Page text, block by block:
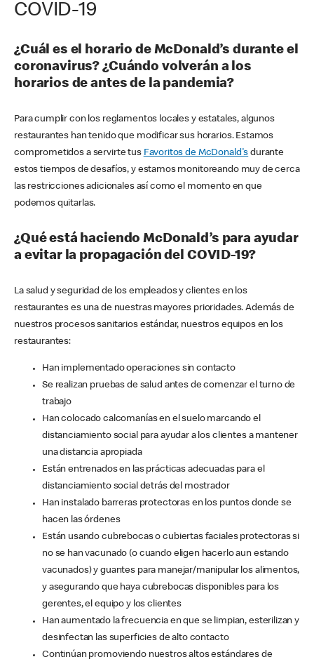
COVID-19
¿Cuál es el horario de McDonald’s durante el
coronavirus? ¿Cuándo volverán a los
horarios de antes de la pandemia?
Para cumplir con los reglamentos locales y estatales, algunos
restaurantes han tenido que modificar sus horarios. Estamos
comprometidos a servirte tus Favoritos de McDonald's durante
estos tiempos de desafíos, y estamos monitoreando muy de cerca
las restricciones adicionales así como el momento en que
podemos quitarlas.
¿Qué está haciendo McDonald’s para ayudar
a evitar la propagación del COVID-19?
La salud y seguridad de los empleados y clientes en los
restaurantes es una de nuestras mayores prioridades. Además de
nuestros procesos sanitarios estándar, nuestros equipos en los
restaurantes:
Han implementado operaciones sin contacto
Se realizan pruebas de salud antes de comenzar el turno de
trabajo
Han colocado calcomanías en el suelo marcando el
distanciamiento social para ayudar a los clientes a mantener
una distancia apropiada
Están entrenados en las prácticas adecuadas para el
distanciamiento social detrás del mostrador
Han instalado barreras protectoras en los puntos donde se
hacen las órdenes
Están usando cubrebocas o cubiertas faciales protectoras si
no se han vacunado (o cuando eligen hacerlo aun estando
vacunados) y guantes para manejar/manipular los alimentos,
y asegurando que haya cubrebocas disponibles para los
gerentes, el equipo y los clientes
Han aumentado la frecuencia en que se limpian, esterilizan y
desinfectan las superficies de alto contacto
Continúan promoviendo nuestros altos estándares de